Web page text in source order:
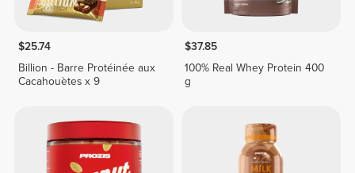
$25.74
Billion - Barre Protéinée aux
Cacahouètes x 9
$37.85
100% Real Whey Protein 400
g